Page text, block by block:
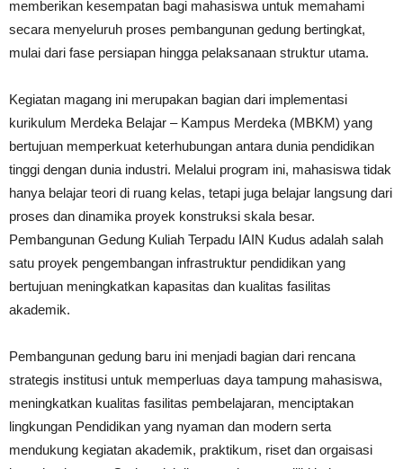
memberikan kesempatan bagi mahasiswa untuk memahami
secara menyeluruh proses pembangunan gedung bertingkat,
mulai dari fase persiapan hingga pelaksanaan struktur utama.
Kegiatan magang ini merupakan bagian dari implementasi
kurikulum Merdeka Belajar – Kampus Merdeka (MBKM) yang
bertujuan memperkuat keterhubungan antara dunia pendidikan
tinggi dengan dunia industri. Melalui program ini, mahasiswa tidak
hanya belajar teori di ruang kelas, tetapi juga belajar langsung dari
proses dan dinamika proyek konstruksi skala besar.
Pembangunan Gedung Kuliah Terpadu IAIN Kudus adalah salah
satu proyek pengembangan infrastruktur pendidikan yang
bertujuan meningkatkan kapasitas dan kualitas fasilitas
akademik.
Pembangunan gedung baru ini menjadi bagian dari rencana
strategis institusi untuk memperluas daya tampung mahasiswa,
meningkatkan kualitas fasilitas pembelajaran, menciptakan
lingkungan Pendidikan yang nyaman dan modern serta
mendukung kegiatan akademik, praktikum, riset dan orgaisasi